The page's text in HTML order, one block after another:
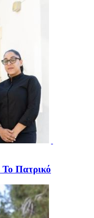
Το Πατρικό